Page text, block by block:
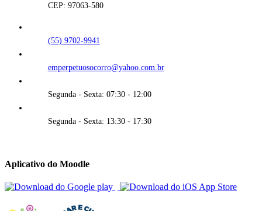
CEP: 97063-580
(55) 9702-9941
emperpetuosocorro@yahoo.com.br
Segunda - Sexta: 07:30 - 12:00
Segunda - Sexta: 13:30 - 17:30
Aplicativo do Moodle